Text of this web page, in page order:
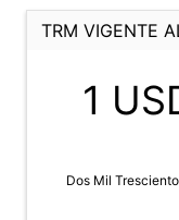
TRM VIGENTE
1
Dos Mil